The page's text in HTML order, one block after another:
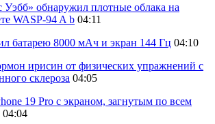
Уэбб» обнаружил плотные облака на
WASP-94 A b 04:11
батарею 8000 мАч и экран 144 Гц 04:10
ирисин от физических упражнений с
склероза 04:05
19 Pro с экраном, загнутым по всем
04:04